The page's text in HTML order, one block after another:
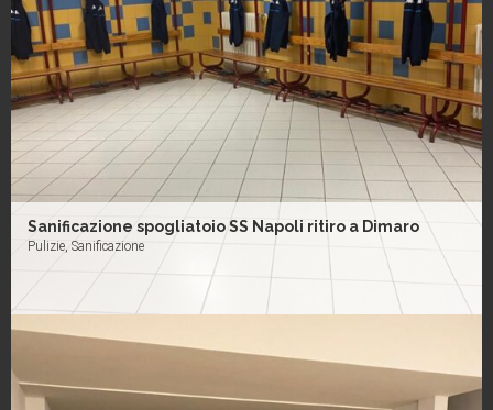
Sanificazione spogliatoio SS Napoli ritiro a Dimaro
Pulizie, Sanificazione